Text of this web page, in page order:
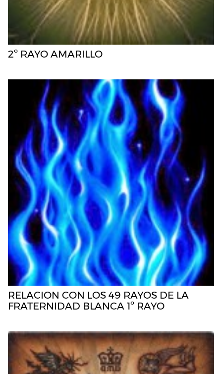
2º RAYO AMARILLO
RELACION CON LOS 49 RAYOS DE LA
FRATERNIDAD BLANCA 1º RAYO